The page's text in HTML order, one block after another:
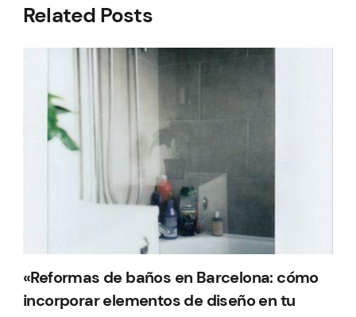
Related Posts
«Reformas de baños en Barcelona: cómo
incorporar elementos de diseño en tu